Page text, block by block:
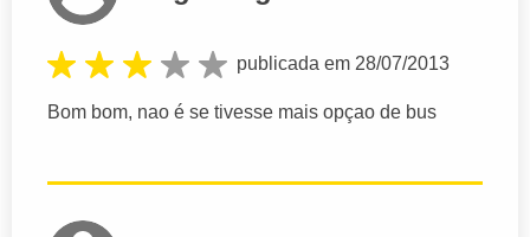
publicada em 28/07/2013
Bom bom, nao é se tivesse mais opçao de bus